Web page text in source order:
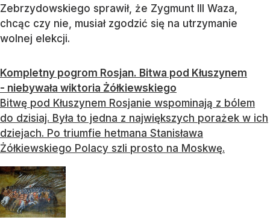
Zebrzydowskiego sprawił, że Zygmunt III Waza,
chcąc czy nie, musiał zgodzić się na utrzymanie
wolnej elekcji.
Kompletny pogrom Rosjan. Bitwa pod Kłuszynem
- niebywała wiktoria Żółkiewskiego
Bitwę pod Kłuszynem Rosjanie wspominają z bólem
do dzisiaj. Była to jedna z największych porażek w ich
dziejach. Po triumfie hetmana Stanisława
Żółkiewskiego Polacy szli prosto na Moskwę.